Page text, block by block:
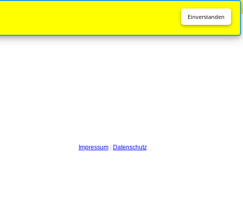
Impressum| Datenschutz
Einverstanden